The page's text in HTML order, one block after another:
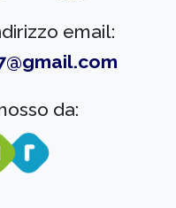
email:
da: